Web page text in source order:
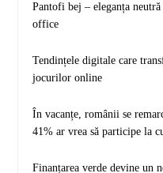
Pantofi bej – eleganța
office
Tendințele digitale care
jocurilor online
În vacanțe, românii se
41% ar vrea să participe la
Finanțarea verde devine un